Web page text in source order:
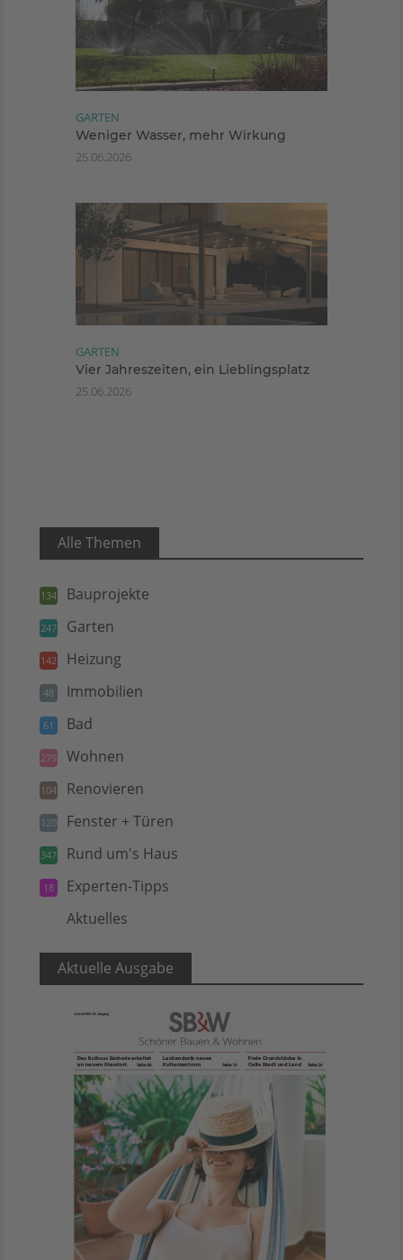
GARTEN
Weniger Wasser, mehr Wirkung
25.06.2026
GARTEN
Vier Jahreszeiten, ein Lieblingsplatz
25.06.2026
Alle Themen
134 Bauprojekte
247 Garten
142 Heizung
48 Immobilien
61 Bad
279 Wohnen
104 Renovieren
120 Fenster + Türen
347 Rund um's Haus
18 Experten-Tipps
Aktuelles
Aktuelle Ausgabe